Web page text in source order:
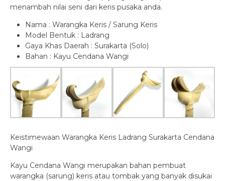
menambah nilai seni dari keris pusaka anda.
Nama : Warangka Keris / Sarung Keris
Model Bentuk : Ladrang
Gaya Khas Daerah : Surakarta (Solo)
Bahan : Kayu Cendana Wangi
Keistimewaan Warangka Keris Ladrang Surakarta Cendana
Wangi
Kayu Cendana Wangi merupakan bahan pembuat
warangka (sarung) keris atau tombak yang banyak disukai